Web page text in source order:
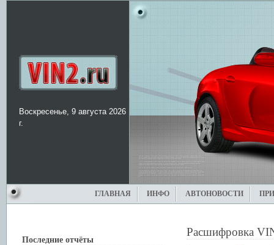
Воскресенье, 9 августа 2026
г.
ГЛАВНАЯ ИНФО АВТОНОВОСТИ
Последние отчёты
Расшифровка